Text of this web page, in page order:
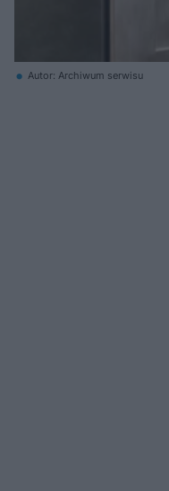
Autor: Archiwum serwisu